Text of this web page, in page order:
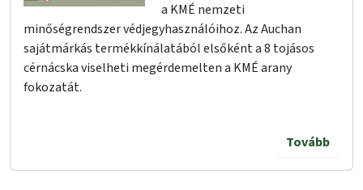
a KMÉ nemzeti
minőségrendszer védjegyhasználóihoz. Az Auchan
sajátmárkás termékkínálatából elsőként a 8 tojásos
cérnácska viselheti megérdemelten a KMÉ arany
fokozatát.
Tovább